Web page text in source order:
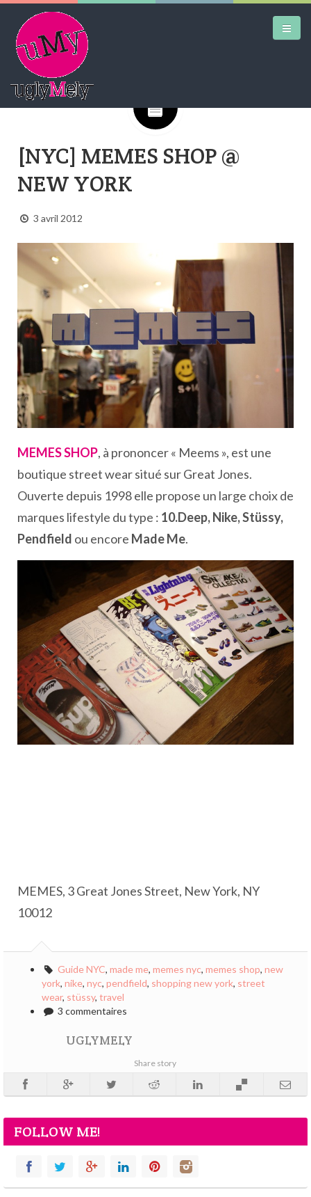
AIRTRAINERPEDIA
STREET ART
CONTACT
Google+
[NYC] MEMES SHOP @
NEW YORK
3 avril 2012
MEMES SHOP, à prononcer « Meems », est une
boutique street wear situé sur Great Jones.
Ouverte depuis 1998 elle propose un large choix de
marques lifestyle du type : 10.Deep, Nike, Stüssy,
Pendfield ou encore Made Me.
MEMES, 3 Great Jones Street, New York, NY
10012
Guide NYC, made me, memes nyc, memes shop, new
york, nike, nyc, pendfield, shopping new york, street
wear, stüssy, travel
3 commentaires
UGLYMELY
Share story
FOLLOW ME!